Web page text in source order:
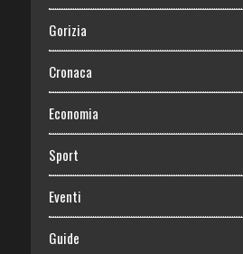
Gorizia
Cronaca
Economia
Sport
Eventi
Guide